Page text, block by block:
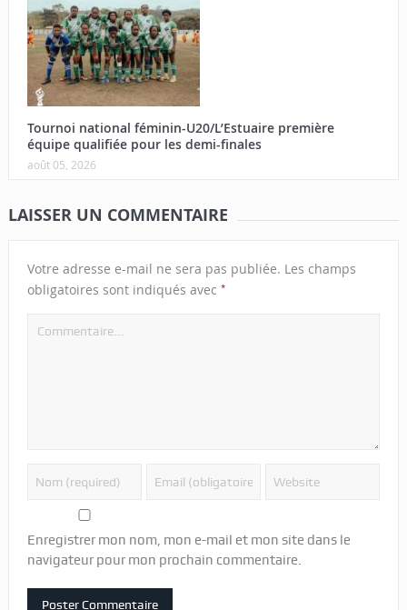
Tournoi national féminin-U20/L’Estuaire première
équipe qualifiée pour les demi-finales
août 05, 2026
LAISSER UN COMMENTAIRE
Votre adresse e-mail ne sera pas publiée. Les champs
obligatoires sont indiqués avec *
Enregistrer mon nom, mon e-mail et mon site dans le
navigateur pour mon prochain commentaire.